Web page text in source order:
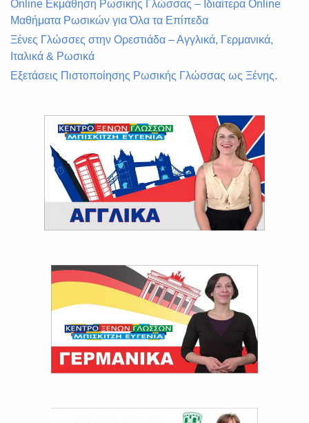
Online Εκμάθηση Ρωσικής Γλώσσας – Ιδιαίτερα Online
Μαθήματα Ρωσικών για Όλα τα Επίπεδα
Ξένες Γλώσσες στην Ορεστιάδα – Αγγλικά, Γερμανικά,
Ιταλικά & Ρωσικά
Εξετάσεις Πιστοποίησης Ρωσικής Γλώσσας ως Ξένης.